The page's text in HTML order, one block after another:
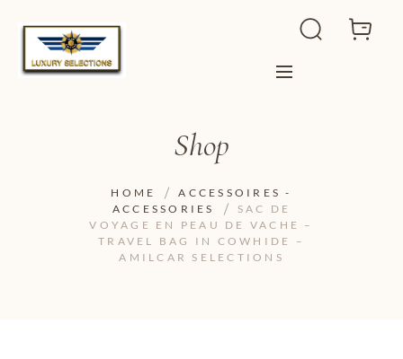
Shop
HOME
ACCESSOIRES -
ACCESSORIES
SAC DE
VOYAGE EN PEAU DE VACHE –
TRAVEL BAG IN COWHIDE –
AMILCAR SELECTIONS